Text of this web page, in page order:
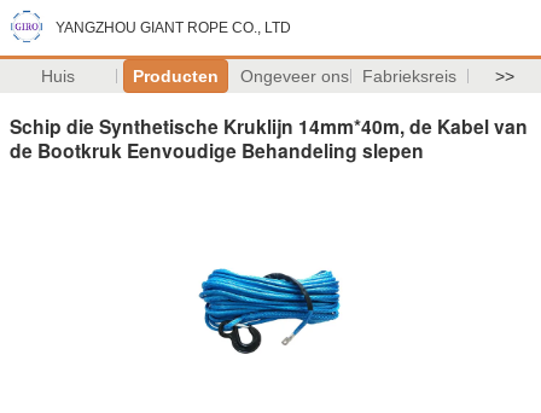
YANGZHOU GIANT ROPE CO., LTD
Huis Producten Ongeveer ons Fabrieksreis >>
Schip die Synthetische Kruklijn 14mm*40m, de Kabel van
de Bootkruk Eenvoudige Behandeling slepen